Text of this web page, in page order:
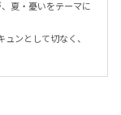
夏・憂いをテーマに
ンとして切なく、